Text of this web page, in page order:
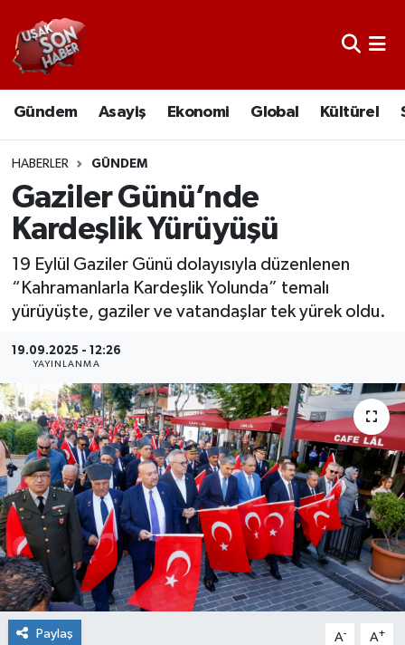
Gündem Asayiş Ekonomi Global Kültürel
HABERLER GÜNDEM
Gaziler Günü’nde
Kardeşlik Yürüyüşü
19 Eylül Gaziler Günü dolayısıyla düzenlenen
“Kahramanlarla Kardeşlik Yolunda” temalı
yürüyüşte, gaziler ve vatandaşlar tek yürek oldu.
19.09.2025 - 12:26
YAYINLANMA
Paylaş A- A+
Uşak Nöbetçi Eczaneler
Uşak Hava Durumu
Uşak Namaz Vakitleri
Uşak Trafik Yoğunluk Haritası
Son Dakika Haberleri
Haber Arşivi